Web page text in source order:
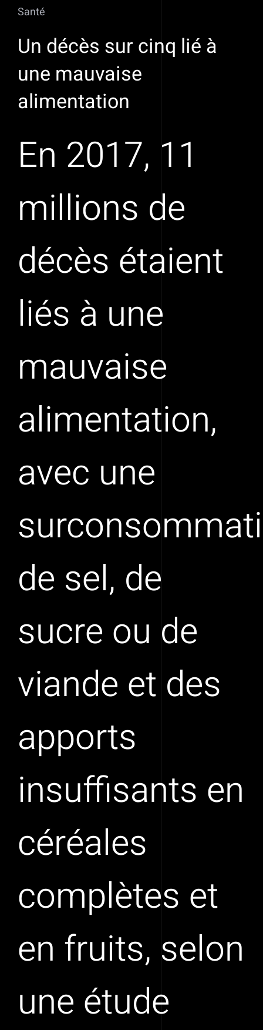
Santé
Un décès sur cinq lié à
une mauvaise
alimentation
En 2017, 11
millions de
décès étaient
liés à une
mauvaise
alimentation,
avec une
de sel, de
sucre ou de
viande et des
apports
insuffisants en
céréales
complètes et
en fruits, selon
une étude